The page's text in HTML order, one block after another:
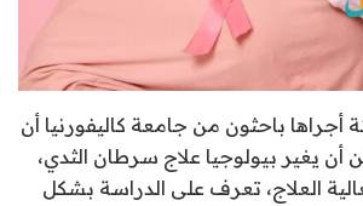
باحثون من جامعة كاليفورنيا أن
يغير بيولوجيا علاج سرطان الثدي،
العلاج، تعرف على الدراسة بشكل